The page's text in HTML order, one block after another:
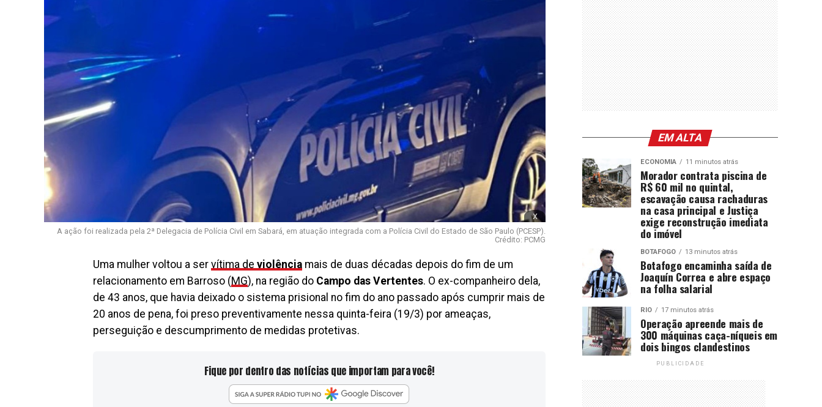
x
A ação foi realizada pela 2ª Delegacia de Polícia Civil em Sabará, em atuação integrada com a Polícia Civil do Estado de São Paulo (PCESP).
Crédito: PCMG
Uma mulher voltou a ser vítima de violência mais de duas décadas depois do fim de um
relacionamento em Barroso (MG), na região do Campo das Vertentes. O ex-companheiro dela,
de 43 anos, que havia deixado o sistema prisional no fim do ano passado após cumprir mais de
20 anos de pena, foi preso preventivamente nessa quinta-feira (19/3) por ameaças,
perseguição e descumprimento de medidas protetivas.
Fique por dentro das notícias que importam para você!
EM ALTA
ECONOMIA 11 minutos atrás
Morador contrata piscina de
R$ 60 mil no quintal,
escavação causa rachaduras
na casa principal e Justiça
exige reconstrução imediata
do imóvel
BOTAFOGO 13 minutos atrás
Botafogo encaminha saída de
Joaquín Correa e abre espaço
na folha salarial
RIO 17 minutos atrás
Operação apreende mais de
300 máquinas caça-níqueis em
dois bingos clandestinos
PUBLICIDADE